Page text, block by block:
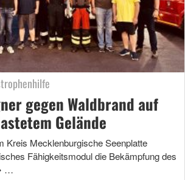
gegen Waldbrand auf
Gelände
Kreis Mecklenburgische Seenplatte
Fähigkeitsmodul die Bekämpfung des
…